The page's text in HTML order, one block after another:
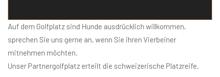
Auf dem Golfplatz sind Hunde ausdrücklich willkommen,
sprechen Sie uns gerne an, wenn Sie ihren Vierbeiner
mitnehmen möchten.
Unser Partnergolfplatz erteilt die schweizerische Platzreife.